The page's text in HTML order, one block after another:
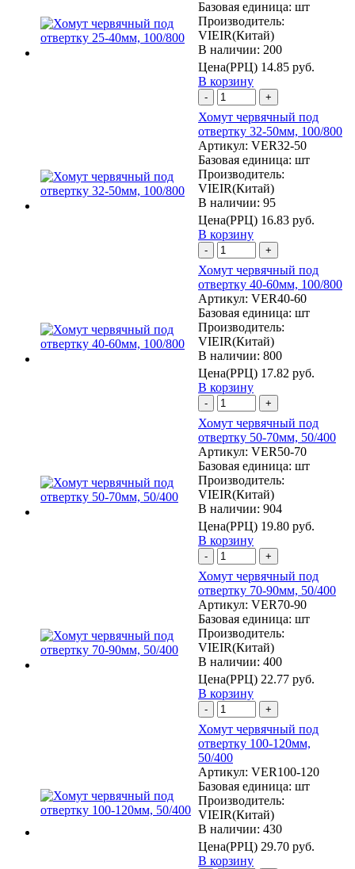
Базовая единица: шт
Производитель:
VIEIR(Китай)
В наличии: 200
Цена(РРЦ) 14.85 руб.
В корзину
- +
Хомут червячный под
отвертку 32-50мм, 100/800
Артикул: VER32-50
Базовая единица: шт
Производитель:
VIEIR(Китай)
В наличии: 95
Цена(РРЦ) 16.83 руб.
В корзину
- +
Хомут червячный под
отвертку 40-60мм, 100/800
Артикул: VER40-60
Базовая единица: шт
Производитель:
VIEIR(Китай)
В наличии: 800
Цена(РРЦ) 17.82 руб.
В корзину
- +
Хомут червячный под
отвертку 50-70мм, 50/400
Артикул: VER50-70
Базовая единица: шт
Производитель:
VIEIR(Китай)
В наличии: 904
Цена(РРЦ) 19.80 руб.
В корзину
- +
Хомут червячный под
отвертку 70-90мм, 50/400
Артикул: VER70-90
Базовая единица: шт
Производитель:
VIEIR(Китай)
В наличии: 400
Цена(РРЦ) 22.77 руб.
В корзину
- +
Хомут червячный под
отвертку 100-120мм,
50/400
Артикул: VER100-120
Базовая единица: шт
Производитель:
VIEIR(Китай)
В наличии: 430
Цена(РРЦ) 29.70 руб.
В корзину